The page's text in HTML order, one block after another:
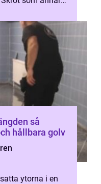
så
hållbara golv
ytorna i en